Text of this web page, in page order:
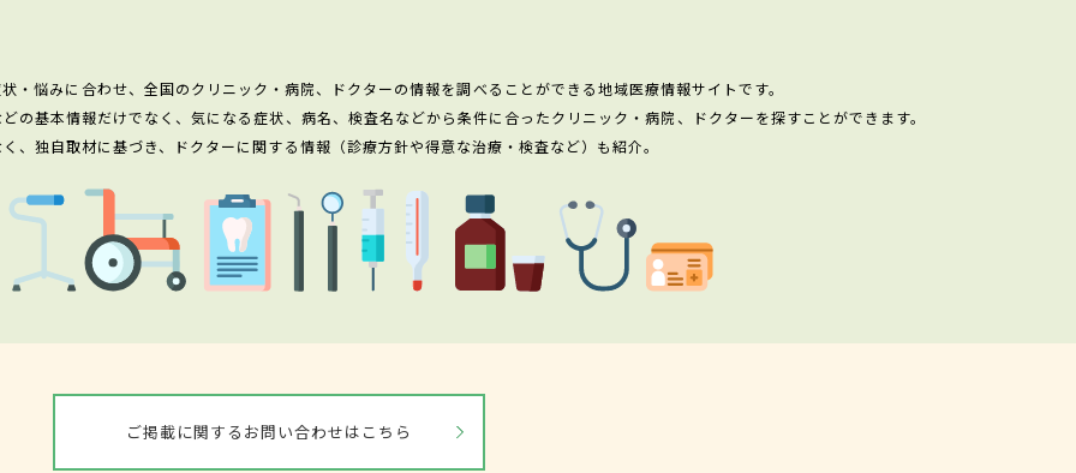
・悩みに合わせ、全国のクリニック・病院、ドクターの情報を調べることができる地域医療情報サイトです。
の基本情報だけでなく、気になる症状、病名、検査名などから条件に合ったクリニック・病院、ドクターを探すことができます。
、独自取材に基づき、ドクターに関する情報（診療方針や得意な治療・検査など）も紹介。
ご掲載に関するお問い合わせはこちら